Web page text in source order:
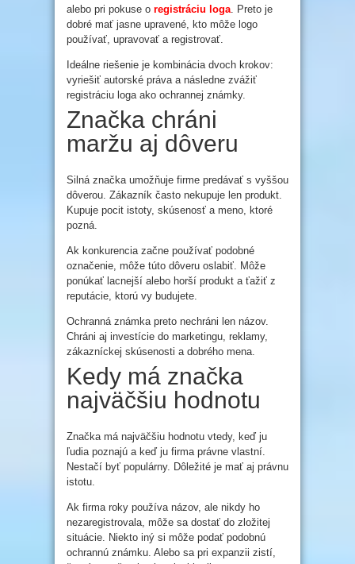
alebo pri pokuse o registráciu loga. Preto je
dobré mať jasne upravené, kto môže logo
používať, upravovať a registrovať.
Ideálne riešenie je kombinácia dvoch krokov:
vyriešiť autorské práva a následne zvážiť
registráciu loga ako ochrannej známky.
Značka chráni
maržu aj dôveru
Silná značka umožňuje firme predávať s vyššou
dôverou. Zákazník často nekupuje len produkt.
Kupuje pocit istoty, skúsenosť a meno, ktoré
pozná.
Ak konkurencia začne používať podobné
označenie, môže túto dôveru oslabiť. Môže
ponúkať lacnejší alebo horší produkt a ťažiť z
reputácie, ktorú vy budujete.
Ochranná známka preto nechráni len názov.
Chráni aj investície do marketingu, reklamy,
zákazníckej skúsenosti a dobrého mena.
Kedy má značka
najväčšiu hodnotu
Značka má najväčšiu hodnotu vtedy, keď ju
ľudia poznajú a keď ju firma právne vlastní.
Nestačí byť populárny. Dôležité je mať aj právnu
istotu.
Ak firma roky používa názov, ale nikdy ho
nezaregistrovala, môže sa dostať do zložitej
situácie. Niekto iný si môže podať podobnú
ochrannú známku. Alebo sa pri expanzii zistí,